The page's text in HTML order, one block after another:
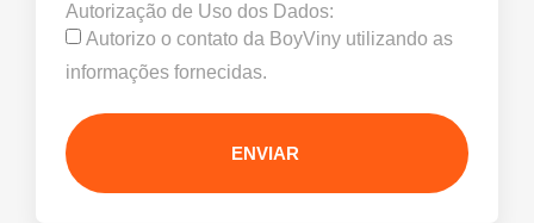
Autorização de Uso dos Dados:
Autorizo o contato da BoyViny utilizando as
informações fornecidas.
ENVIAR